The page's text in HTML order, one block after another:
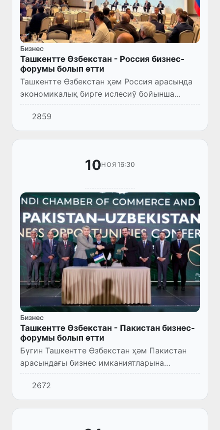
Бизнес
Ташкентте Өзбекстан - Россия бизнес-
форумы болып өтти
Ташкентте Өзбекстан ҳәм Россия арасында
экономикалық бирге ислесиў бойынша
ҳүкиметлераралық комиссияның 26-
мәжилиси шеңберинде 3-декабрь күни еки
мәмлекет исбилермен топарларының қ...
2859
10НОЯ 16:30
Бизнес
Ташкентте Өзбекстан - Пакистан бизнес-
форумы болып өтти
Бүгин Ташкентте Өзбекстан ҳәм Пакистан
арасындағы бизнес имканиятларына
бағышланған бизнес-форум ҳәм конференция
болып өтти. Илаж Өзбекстан Саўда-санаат
палатасы ҳәм Равалпинди Саў...
2672